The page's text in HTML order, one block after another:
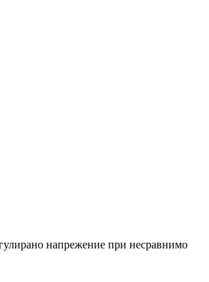
напрежение при несравнимо